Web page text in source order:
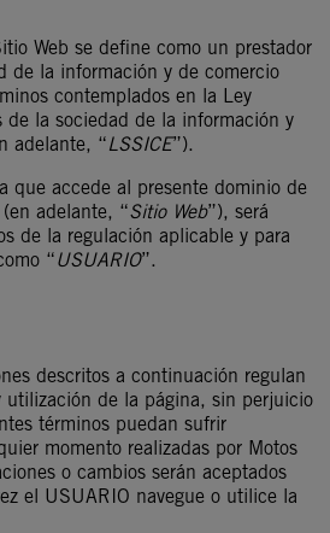
Web se define como un prestador
de la información y de comercio
contemplados en la Ley
la sociedad de la información y
adelante, “LSSICE”).
que accede al presente dominio de
adelante, “Sitio Web”), será
de la regulación aplicable y para
“USUARIO”.
descritos a continuación regulan
utilización de la página, sin perjuicio
términos puedan sufrir
momento realizadas por Motos
o cambios serán aceptados
el USUARIO navegue o utilice la